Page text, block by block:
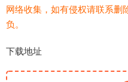
网络收集，如有侵权请联系删
负。
下载地址